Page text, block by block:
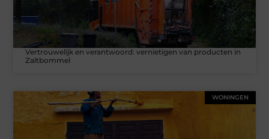
Vertrouwelijk en verantwoord: vernietigen van producten in
Zaltbommel
WONINGEN